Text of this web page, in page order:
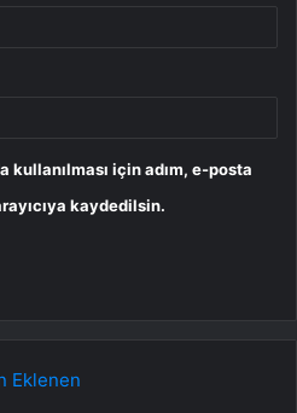
kullanılması için adım, e-posta
kaydedilsin.
Eklenen